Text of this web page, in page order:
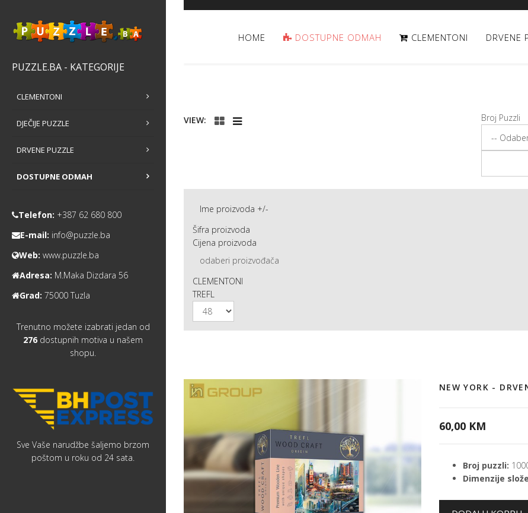
HOME DOSTUPNE ODMAH CLEMENTONI DRVENE
VIEW: Broj Puzzli
Ime proizvoda +/-
Šifra proizvoda
Cijena proizvoda
odaberi proizvođača
CLEMENTONI
TREFL
NEW YORK -
60,00 KM
Broj puzzli:
Dimenzije
PUZZLE.BA - KATEGORIJE
CLEMENTONI
DJEČIJE PUZZLE
DRVENE PUZZLE
DOSTUPNE ODMAH
Telefon: +387 62 680 800
E-mail: info@puzzle.ba
Web: www.puzzle.ba
Adresa: M.Maka Dizdara 56
Grad: 75000 Tuzla
Trenutno možete izabrati jedan od
276 dostupnih motiva u našem
shopu.
Sve Vaše narudžbe šaljemo brzom
poštom u roku od 24 sata.